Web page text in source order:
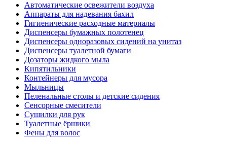
Автоматические освежители воздуха
Аппараты для надевания бахил
Гигиенические расходные материалы
Диспенсеры бумажных полотенец
Диспенсеры одноразовых сидений на унитаз
Диспенсеры туалетной бумаги
Дозаторы жидкого мыла
Кипятильники
Контейнеры для мусора
Мыльницы
Пеленальные столы и детские сидения
Сенсорные смесители
Сушилки для рук
Туалетные ёршики
Фены для волос